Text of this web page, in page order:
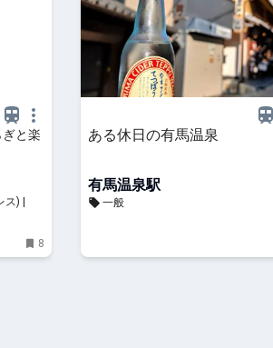
と楽
) | 街
8
ある休日の有馬温泉
有馬温泉駅
一般